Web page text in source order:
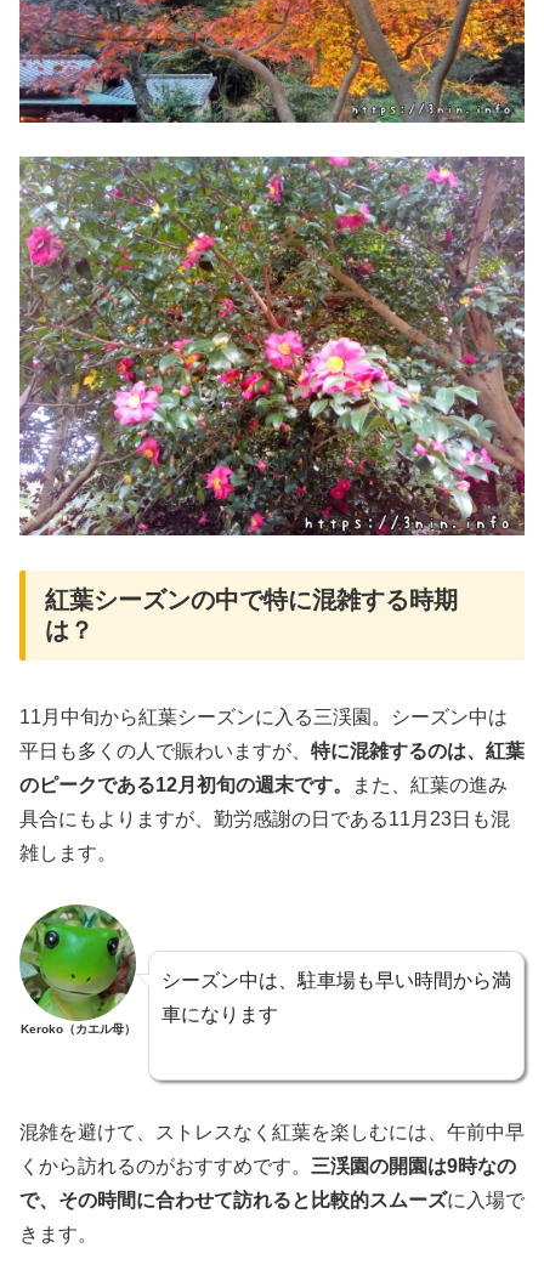
紅葉シーズンの中で特に混雑する時期
は？
11月中旬から紅葉シーズンに入る三渓園。シーズン中は
平日も多くの人で賑わいますが、 特に混雑するのは、紅葉
のピークである12月初旬の週末です。
また、紅葉の進み
具合にもよりますが、勤労感謝の日である11月23日も混
雑します。
Keroko（カエル母）
シーズン中は、駐車場も早い時間から満
車になります
混雑を避けて、ストレスなく紅葉を楽しむには、午前中早
くから訪れるのがおすすめです。 三渓園の開園は9時なの
で、その時間に合わせて訪れると比較的スムーズに入場で
きます。